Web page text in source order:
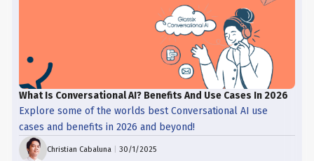
What Is Conversational AI? Benefits And Use Cases In 2026
Explore some of the worlds best Conversational AI use
cases and benefits in 2026 and beyond!
Christian Cabaluna |30/1/2025